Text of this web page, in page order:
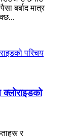
बर्बाद मात्र
क्लोराइडको
र